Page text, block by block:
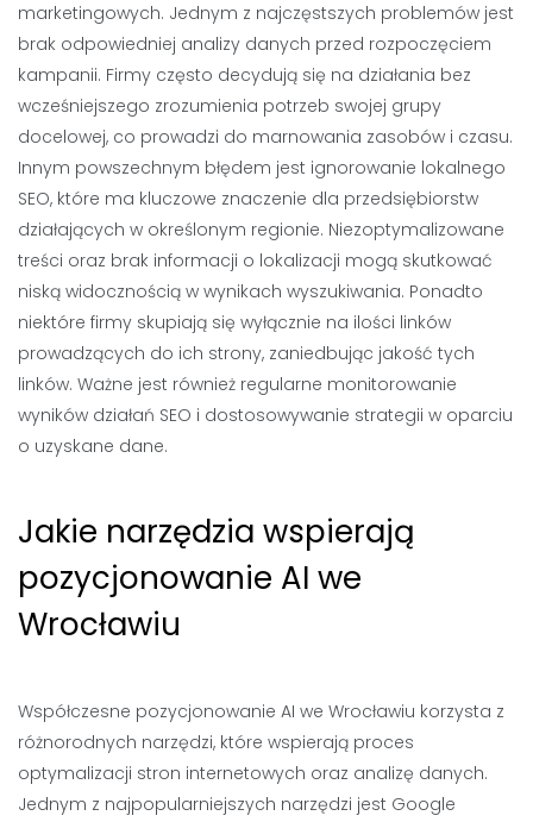
marketingowych. Jednym z najczęstszych problemów jest
brak odpowiedniej analizy danych przed rozpoczęciem
kampanii. Firmy często decydują się na działania bez
wcześniejszego zrozumienia potrzeb swojej grupy
docelowej, co prowadzi do marnowania zasobów i czasu.
Innym powszechnym błędem jest ignorowanie lokalnego
SEO, które ma kluczowe znaczenie dla przedsiębiorstw
działających w określonym regionie. Niezoptymalizowane
treści oraz brak informacji o lokalizacji mogą skutkować
niską widocznością w wynikach wyszukiwania. Ponadto
niektóre firmy skupiają się wyłącznie na ilości linków
prowadzących do ich strony, zaniedbując jakość tych
linków. Ważne jest również regularne monitorowanie
wyników działań SEO i dostosowywanie strategii w oparciu
o uzyskane dane.
Jakie narzędzia wspierają
pozycjonowanie AI we
Wrocławiu
Współczesne pozycjonowanie AI we Wrocławiu korzysta z
różnorodnych narzędzi, które wspierają proces
optymalizacji stron internetowych oraz analizę danych.
Jednym z najpopularniejszych narzędzi jest Google